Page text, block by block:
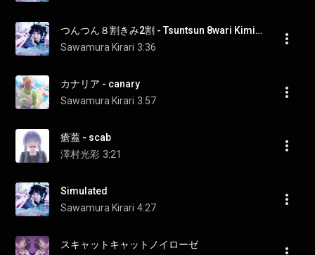
つんつん８割きみ2割 - Tsuntsun 8wari Kimi 2wari
Sawamura Kirari 3:36
カナリア - canary
Sawamura Kirari 3:57
瘡蓋 - scab
澤村光彩 3:21
Simulated
Sawamura Kirari 4:27
スキャットキャットノイローゼ